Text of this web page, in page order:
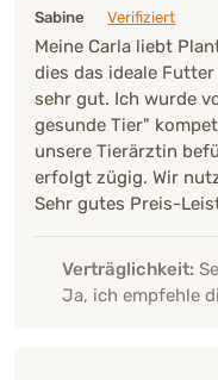
Sabine
Verifiziert
Meine Carla liebt
dies das ideale
sehr gut. Ich wurde
gesunde Tier"
unsere Tierärztin
erfolgt zügig. Wir
Sehr gutes Preis-
Verträglichkeit:
Ja, ich empfehle